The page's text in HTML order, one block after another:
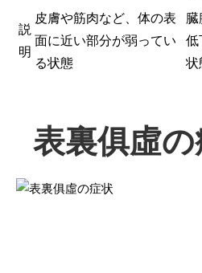
説
明
皮膚や筋肉など、体の表
面に近い部分が弱ってい
る状態
臓
低
状
表裏俱虛